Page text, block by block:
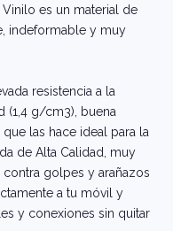
es un material de
indeformable y muy
resistencia a la
(1,4 g/cm3), buena
las hace ideal para la
de Alta Calidad, muy
golpes y arañazos
a tu móvil y
y conexiones sin quitar